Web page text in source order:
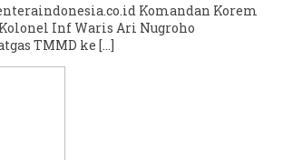
Komandan Korem
Inf Waris Ari Nugroho
TMMD ke […]